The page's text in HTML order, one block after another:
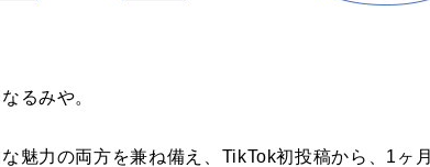
るみや。
魅力の両方を兼ね備え、TikTok初投稿から、1ヶ月